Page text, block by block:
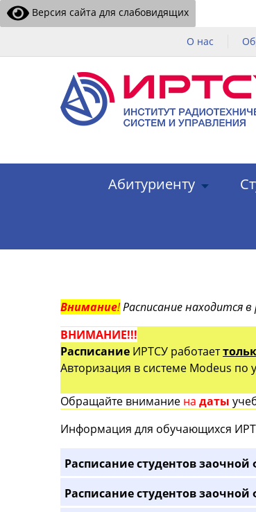
Версия сайта для слабовидящих
О нас
Абитуриенту
Внимание!Расписание находится
ВНИМАНИЕ!!!
Расписание ИРТСУ работает
Авторизация в системе Modeus по
Обращайте внимание на даты
Информация для обучающихся
Расписание студентов
Расписание студентов